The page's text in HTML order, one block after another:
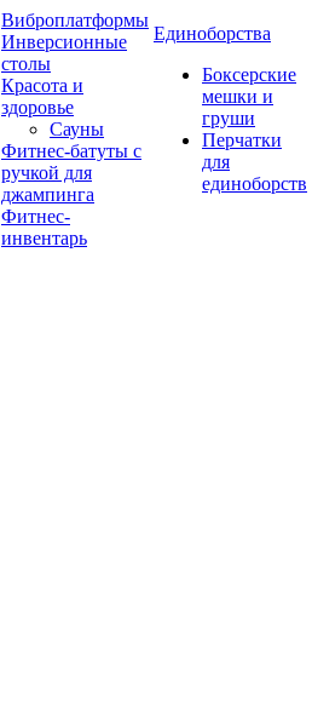
Виброплатформы
Инверсионные
столы
Красота и
здоровье
Сауны
Фитнес-батуты с
ручкой для
джампинга
Фитнес-
инвентарь
Единоборства
Боксерские
мешки и
груши
Перчатки
для
единоборств